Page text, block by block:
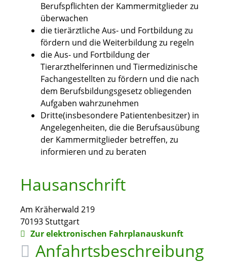
Berufspflichten der Kammermitglieder zu
überwachen
die tierärztliche Aus- und Fortbildung zu
fördern und die Weiterbildung zu regeln
die Aus- und Fortbildung der
Tierarzthelferinnen und Tiermedizinische
Fachangestellten zu fördern und die nach
dem Berufsbildungsgesetz obliegenden
Aufgaben wahrzunehmen
Dritte(insbesondere Patientenbesitzer) in
Angelegenheiten, die die Berufsausübung
der Kammermitglieder betreffen, zu
informieren und zu beraten
Hausanschrift
Am Kräherwald 219
70193Stuttgart
Zur elektronischen Fahrplanauskunft
Anfahrtsbeschreibung